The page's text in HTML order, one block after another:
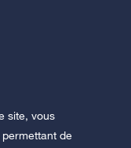
site, vous
de